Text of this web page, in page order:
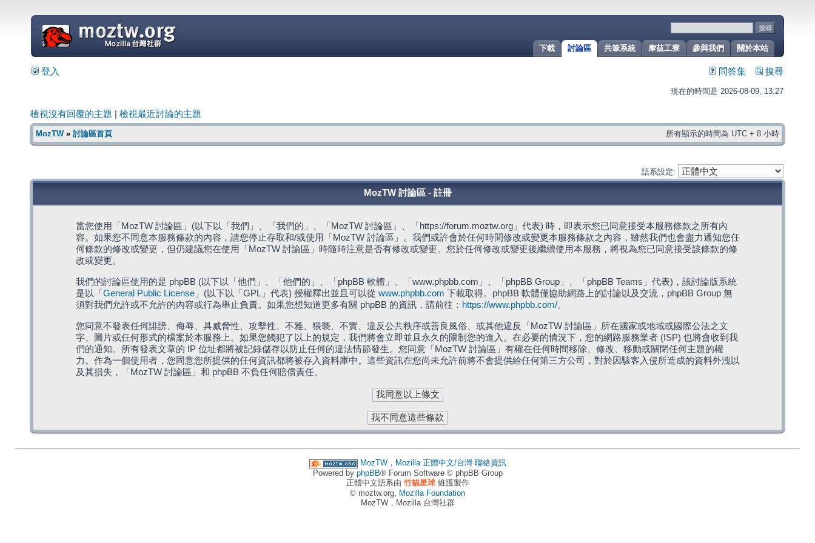
關於本站
參與我們
摩茲工寮
共筆系統
討論區
下載
=
登入 問答集 搜尋
現在的時間是 2026-08-09, 13:27
檢視沒有回覆的主題 檢視最近討論的主題
MozTW» 討論區首頁 所有顯示的時間為 UTC + 8 小時
語系設定:
MozTW 討論區 - 註冊
當您使用「MozTW 討論區」(以下以「我們」、「我們的」、「MozTW 討論區」、「https://forum.moztw.org」代表) 時，即表示您已同意接受本服務條款之所有內
容。如果您不同意本服務條款的內容，請您停止存取和/或使用「MozTW 討論區」。我們或許會於任何時間修改或變更本服務條款之內容，雖然我們也會盡力通知您任
何條款的修改或變更，但仍建議您在使用「MozTW 討論區」時隨時注意是否有修改或變更。您於任何修改或變更後繼續使用本服務，將視為您已同意接受該條款的修
改或變更。
我們的討論區使用的是 phpBB (以下以「他們」、「他們的」、「phpBB 軟體」、「www.phpbb.com」、「phpBB Group」、「phpBB Teams」代表)，該討論版系統
是以「 General Public License」(以下以「GPL」代表) 授權釋出並且可以從 www.phpbb.com 下載取得。phpBB 軟體僅協助網路上的討論以及交流，phpBB Group 無
須對我們允許或不允許的內容或行為舉止負責。如果您想知道更多有關 phpBB 的資訊，請前往： https://www.phpbb.com/。
您同意不發表任何誹謗、侮辱、具威脅性、攻擊性、不雅、猥褻、不實、違反公共秩序或善良風俗、或其他違反「MozTW 討論區」所在國家或地域或國際公法之文
字、圖片或任何形式的檔案於本服務上。如果您觸犯了以上的規定，我們將會立即並且永久的限制您的進入。在必要的情況下，您的網路服務業者 (ISP) 也將會收到我
們的通知。所有發表文章的 IP 位址都將被記錄儲存以防止任何的違法情節發生。您同意「MozTW 討論區」有權在任何時間移除、修改、移動或關閉任何主題的權
力。作為一個使用者，您同意您所提供的任何資訊都將被存入資料庫中。這些資訊在您尚未允許前將不會提供給任何第三方公司，對於因駭客入侵所造成的資料外洩以
及其損失，「MozTW 討論區」和 phpBB 不負任何賠償責任。
MozTW，Mozilla 正體中文/台灣 聯絡資訊
Powered by phpBB® Forum Software © phpBB Group
正體中文語系由 竹貓星球維護製作
© moztw.org, Mozilla Foundation
MozTW，Mozilla 台灣社群